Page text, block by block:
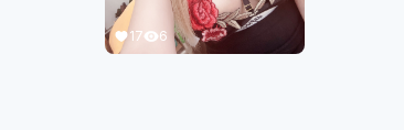
17 6